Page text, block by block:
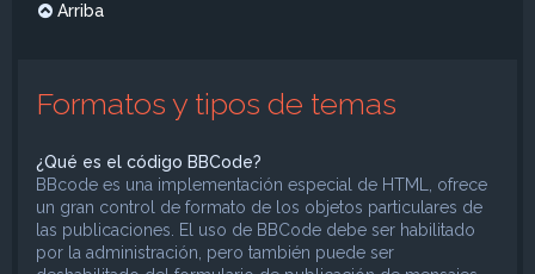
Arriba
Formatos y tipos de temas
¿Qué es el código BBCode?
BBcode es una implementación especial de HTML, ofrece
un gran control de formato de los objetos particulares de
las publicaciones. El uso de BBCode debe ser habilitado
por la administración, pero también puede ser